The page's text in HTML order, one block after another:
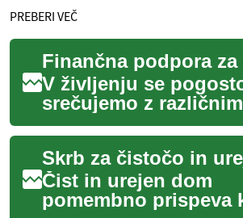
PREBERI VEČ
V življenju se
srečujemo z
situacijami, ki
finančno podporo,
to za nepričakova...
Čist in urejen dom
pomembno prispeva